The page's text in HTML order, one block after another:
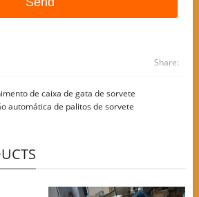
Share:
de caixa de gata de sorvete
automática de palitos de sorvete